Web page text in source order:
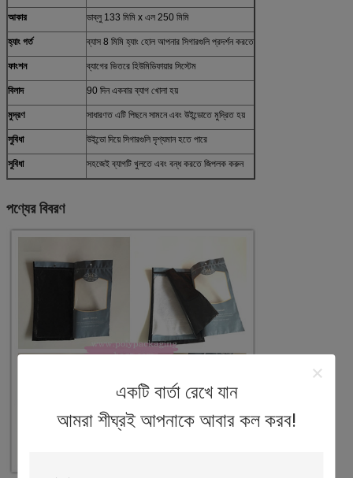
একটি বার্তা রেখে যান
আমরা শীঘ্রই আপনাকে আবার কল করব!
আকার ডাব্লু 133 মিমি x এল 250 মিমি
হ্যাং গর্ত ব্যাস 8 মিমি হ্যাং হোল আপনার সিগারগুলি প্রদর্শন করতে
ফাংশন ব্যাগের ভিতরে হিউমিডিফায়ার সিস্টেম
বিলাদ 90 দিন একবার ব্যাগ খোলা হয়
মুদ্রণ সাধারণত এটি পিছনে সামনে এবং উইন্ডোতে মুদ্রিত হয়
সুবিধা উইন্ডো দিয়ে সিগারগুলি দৃশ্যমান হতে পারে
সুবিধা সহজেই ব্যাগটি খুলতে এবং বন্ধ করতে জিপলক করুন
পণ্যের বিবরণ